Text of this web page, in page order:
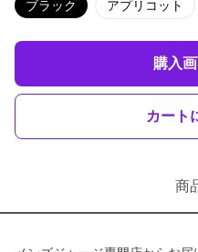
ブラック アプリコット
購入
カート
商